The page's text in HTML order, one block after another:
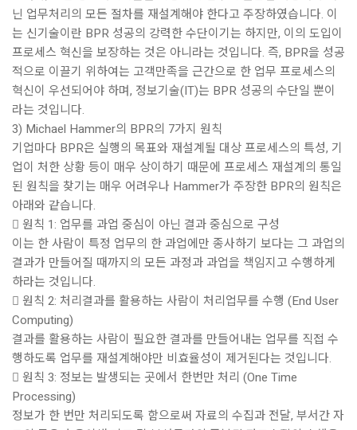
닌 업무처리의 모든 절차를 재설계해야 한다고 주장하였습니다. 이
는 신기술이란 BPR 성공의 강력한 수단이기는 하지만, 이의 도입이
프로세스 혁신을 보장하는 것은 아니라는 것입니다. 즉, BPR을 성공
적으로 이끌기 위하여는 고객만족을 근간으로 한 업무 프로세스의
혁신이 우선되어야 하며, 정보기술(IT)는 BPR 성공의 수단일 뿐이
라는 것입니다.
3) Michael Hammer의 BPR의 7가지 원칙
기업마다 BPR은 실행의 목표와 재설계될 대상 프로세스의 특성, 기
업이 처한 상황 등이 매우 상이하기 때문에 프로세스 재설계의 통일
된 원칙을 찾기는 매우 어려우나 Hammer가 주장한 BPR의 원칙은
아래와 같습니다.
 원칙 1: 업무를 과업 중심이 아닌 결과 중심으로 구성
이는 한 사람이 특정 업무의 한 과업에만 종사하기 보다는 그 과업의
결과가 만들어질 때까지의 모든 과정과 과업을 책임지고 수행하게
하라는 것입니다.
 원칙 2: 처리결과를 활용하는 사람이 처리업무를 수행 (End User
Computing)
결과를 활용하는 사람이 필요한 결과를 만들어내는 업무를 직접 수
행하도록 업무를 재설계해야만 비효율성이 제거된다는 것입니다.
 원칙 3: 정보는 발생되는 곳에서 한번만 처리 (One Time
Processing)
정보가 한 번만 처리되도록 함으로써 자료의 수집과 전달, 부서간 자